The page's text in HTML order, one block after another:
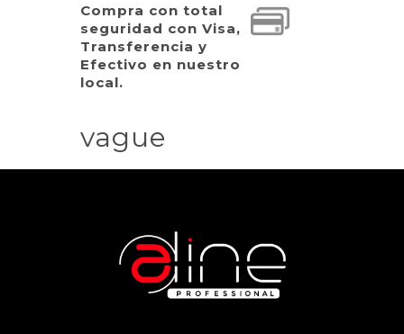
vague
Compra con total
seguridad con Visa,
Transferencia y
Efectivo en nuestro
local.